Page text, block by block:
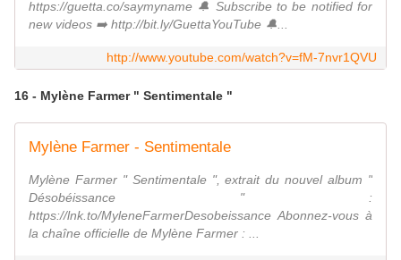
https://guetta.co/saymyname 🔔 Subscribe to be notified for
new videos ➡️ http://bit.ly/GuettaYouTube 🔔...
http://www.youtube.com/watch?v=fM-7nvr1QVU
16 - Mylène Farmer " Sentimentale "
Mylène Farmer - Sentimentale
Mylène Farmer " Sentimentale ", extrait du nouvel album "
Désobéissance " :
https://lnk.to/MyleneFarmerDesobeissance Abonnez-vous à
la chaîne officielle de Mylène Farmer : ...